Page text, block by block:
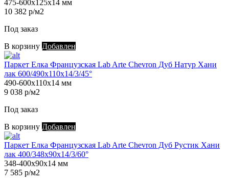
475-600х125х14 мм
10 382 р/м2
Под заказ
В корзину Добавлен
Паркет Елка Французская Lab Arte Chevron Дуб Натур Хани
лак 600/490х110х14/3/45°
490-600х110х14 мм
9 038 р/м2
Под заказ
В корзину Добавлен
Паркет Елка Французская Lab Arte Chevron Дуб Рустик Хани
лак 400/348х90х14/3/60°
348-400х90х14 мм
7 585 р/м2